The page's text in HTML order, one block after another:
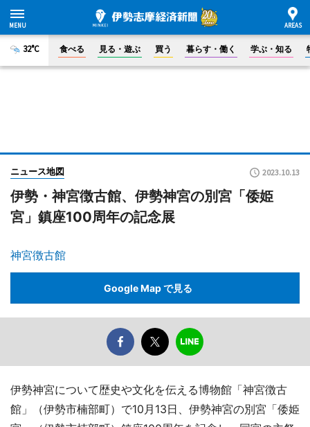
32°C 食べる 見る・遊ぶ 買う 暮らす・働く 学ぶ・知る
ニュース地図 2023.10.13
伊勢・神宮徴古館、伊勢神宮の別宮「倭姫
宮」鎮座100周年の記念展
神宮徴古館
Google Map で見る
伊勢神宮について歴史や文化を伝える博物館「神宮徴古
館」（伊勢市楠部町）で10月13日、伊勢神宮の別宮「倭姫